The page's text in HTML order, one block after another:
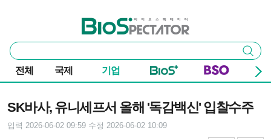
바이오스펙테이터
통
합
검
색
검색
전체 국제 기업
SK바사, 유니세프서 올해 '독감백신' 입찰수주
입력 2026-06-02 09:59 수정 2026-06-02 10:09